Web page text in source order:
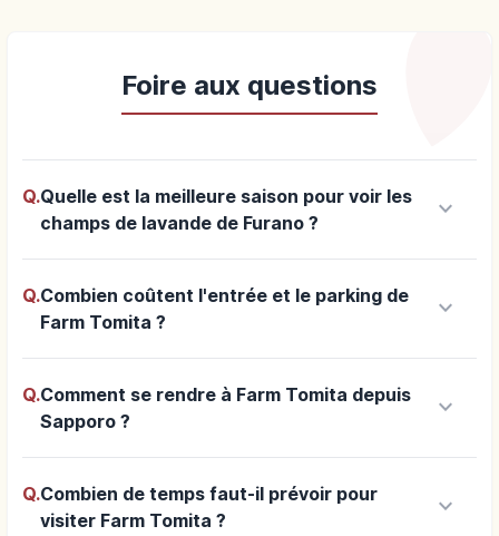
Foire aux questions
Q.Quelle est la meilleure saison pour voir les
champs de lavande de Furano ?
keyboard_arrow_down
Q.Combien coûtent l'entrée et le parking de
Farm Tomita ?
keyboard_arrow_down
Q.Comment se rendre à Farm Tomita depuis
Sapporo ?
keyboard_arrow_down
Q.Combien de temps faut-il prévoir pour
visiter Farm Tomita ?
keyboard_arrow_down